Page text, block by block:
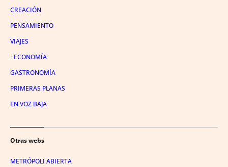
CREACIÓN
PENSAMIENTO
VIAJES
+ECONOMÍA
GASTRONOMÍA
PRIMERAS PLANAS
EN VOZ BAJA
Otras webs
METRÓPOLI ABIERTA